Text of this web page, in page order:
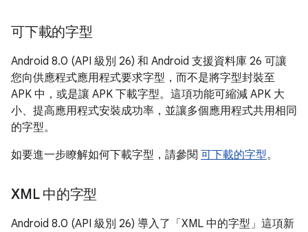
可下載的字型
Android 8.0 (API 級別 26) 和 Android 支援資料庫 26 可讓
您向供應程式應用程式要求字型，而不是將字型封裝至
APK 中，或是讓 APK 下載字型。這項功能可縮減 APK 大
小、提高應用程式安裝成功率，並讓多個應用程式共用相同
的字型。
如要進一步瞭解如何下載字型，請參閱 可下載的字型。
XML 中的字型
Android 8.0 (API 級別 26) 導入了「XML 中的字型」這項新